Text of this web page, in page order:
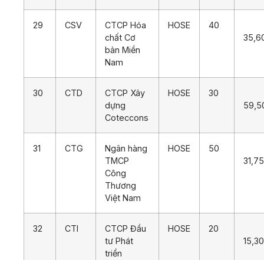
29 CSV
CTCP Hóa
chất Cơ
bản Miền
Nam
HOSE
40
30 CTD
CTCP Xây
dựng
Coteccons
HOSE
30
31 CTG
Ngân hàng
TMCP
Công
Thương
Việt Nam
HOSE
50
32 CTI
CTCP Đầu
tư Phát
triển
HOSE
20